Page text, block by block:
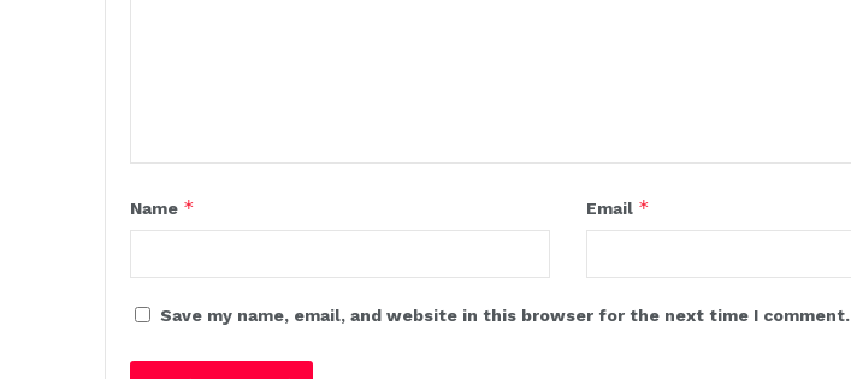
Name * Email *
Save my name, email, and website in this browser for the next time I comment.